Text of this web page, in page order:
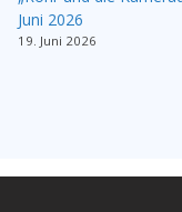
Juni 2026
19. Juni 2026